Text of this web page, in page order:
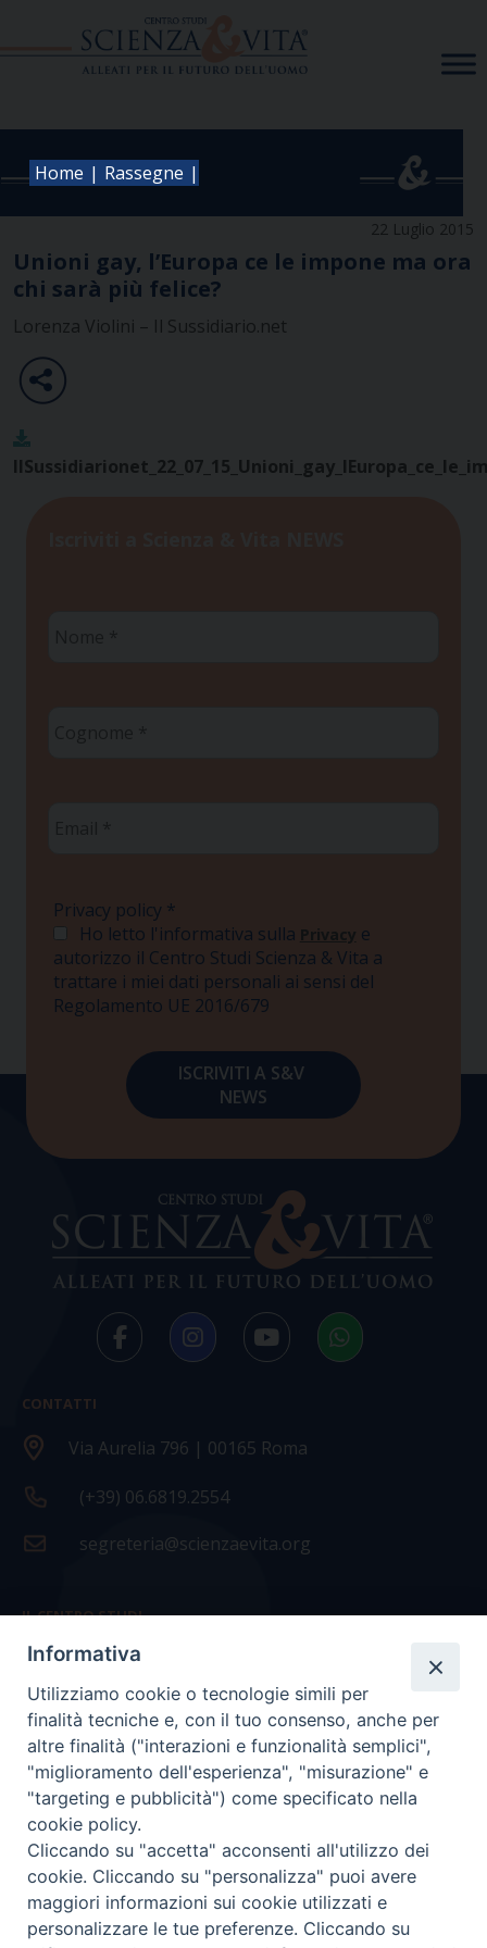
Home | Rassegne |
22 Luglio 2015
Unioni gay, l’Europa ce le impone ma ora
chi sarà più felice?
Lorenza Violini – Il Sussidiario.net
Privacy policy *
Ho letto l'informativa sulla Privacy e
autorizzo il Centro Studi Scienza & Vita a
trattare i miei dati personali ai sensi del
Regolamento UE 2016/679
CONTATTI
Via Aurelia 796 | 00165 Roma
(+39) 06.6819.2554
segreteria@scienzaevita.org
IL CENTRO STUDI
La nostra storia
Statuto
Presidenza e ufficio presidenza
Consiglio scientifico
Coordinamento nazionale
Informativa
Utilizziamo cookie o tecnologie simili per
finalità tecniche e, con il tuo consenso, anche per
altre finalità ("interazioni e funzionalità semplici",
"miglioramento dell'esperienza", "misurazione" e
"targeting e pubblicità") come specificato nella
cookie policy.
Cliccando su "accetta" acconsenti all'utilizzo dei
cookie. Cliccando su "personalizza" puoi avere
maggiori informazioni sui cookie utilizzati e
personalizzare le tue preferenze. Cliccando su